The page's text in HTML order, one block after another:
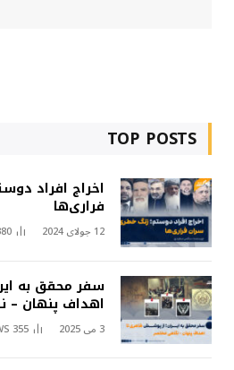
TOP POSTS
اخراج افراد
فراری‌ها
12 جولای 2024
سفر محقق به
اهداف پنهان –
3 می 2025 355